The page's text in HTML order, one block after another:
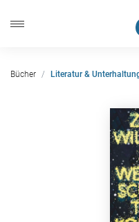
Bücher Literatur &